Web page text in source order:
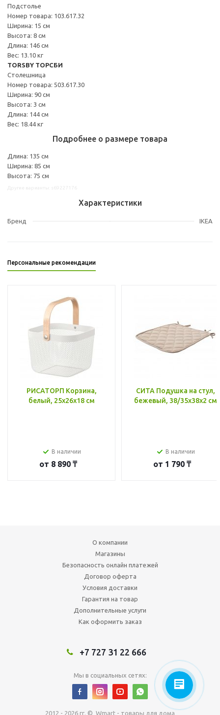
Подстолье
Номер товара: 103.617.32
Ширина: 15 см
Высота: 8 см
Длина: 146 см
Вес: 13.10 кг
TORSBY ТОРСБИ
Столешница
Номер товара: 503.617.30
Ширина: 90 см
Высота: 3 см
Длина: 144 см
Вес: 18.44 кг
Подробнее о размере товара
Длина: 135 см
Ширина: 85 см
Высота: 75 см
Характеристики
Бренд IKEA
Персональные рекомендации
РИСАТОРП Корзина,
белый, 25x26x18 см
В наличии
от 8 890 ₸
СИТА Подушка на стул,
бежевый, 38/35x38x2 см
В наличии
от 1 790 ₸
О компании
Магазины
Безопасность онлайн платежей
Договор оферта
Условия доставки
Гарантия на товар
Дополнительные услуги
Как оформить заказ
+7 727 31 22 666
Мы в социальных сетях:
2012 - 2026 гг. © Wmart - товары для дома